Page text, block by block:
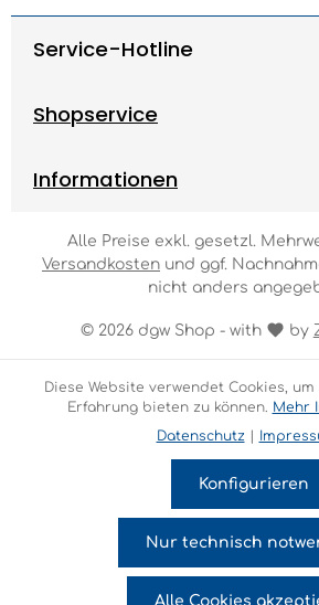
Service-Hotline
Shopservice
Informationen
© 2026 dgw Shop - with by
Alle Preise exkl. gesetzl.
Versandkosten und ggf.
nicht anders
Diese Website verwendet Cookies,
Erfahrung bieten zu können. Mehr
Datenschutz|
Nur technisch
Konfigurieren
Alle Cookies